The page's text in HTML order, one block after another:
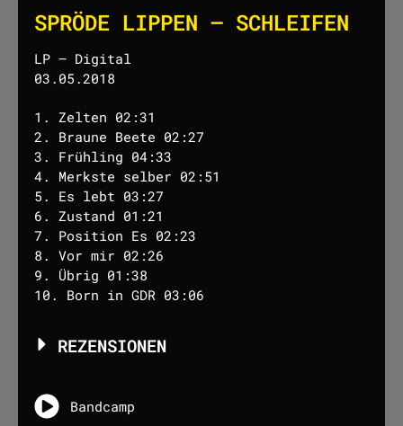
SPRÖDE LIPPEN – SCHLEIFEN
LP – Digital
03.05.2018
1. Zelten 02:31
2. Braune Beete 02:27
3. Frühling 04:33
4. Merkste selber 02:51
5. Es lebt 03:27
6. Zustand 01:21
7. Position Es 02:23
8. Vor mir 02:26
9. Übrig 01:38
10. Born in GDR 03:06
REZENSIONEN
Bandcamp